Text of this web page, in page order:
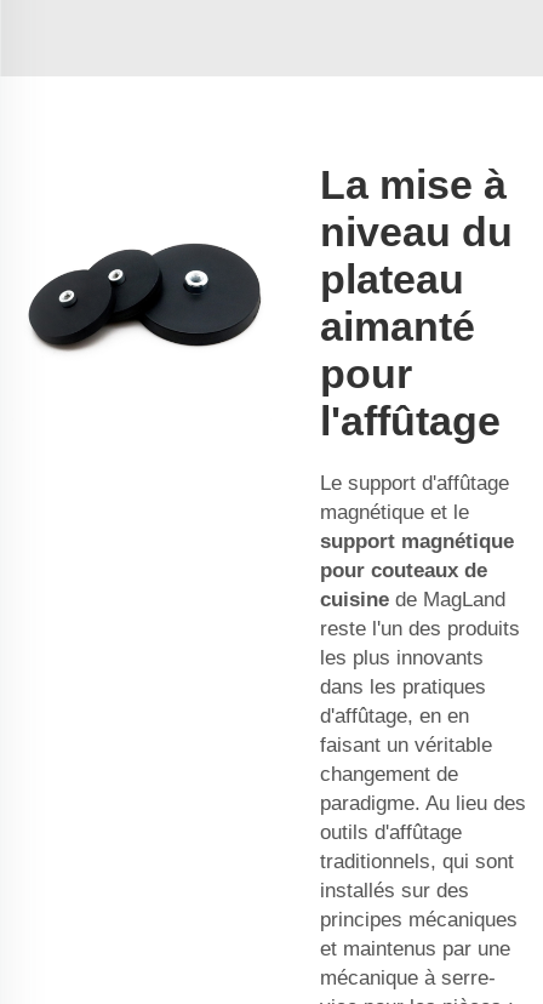
La mise à
niveau du
plateau
aimanté
pour
l'affûtage
Le support d'affûtage
magnétique et le
support magnétique
pour couteaux de
cuisine de MagLand
reste l'un des produits
les plus innovants
dans les pratiques
d'affûtage, en en
faisant un véritable
changement de
paradigme. Au lieu des
outils d'affûtage
traditionnels, qui sont
installés sur des
principes mécaniques
et maintenus par une
mécanique à serre-